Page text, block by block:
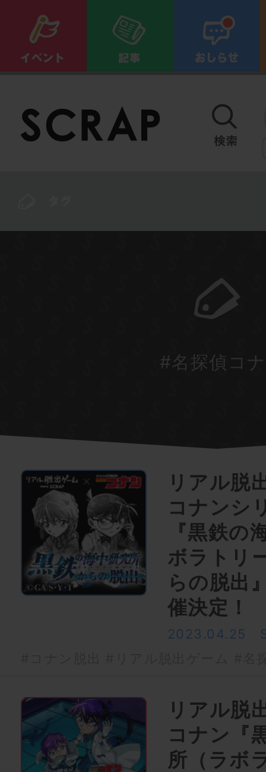
#名探偵コ
リアル脱
コナンシ
『黒鉄の
ボラトリ
らの脱出
催決定！
2023.04.25
リアル脱
コナン『
所（ラボ